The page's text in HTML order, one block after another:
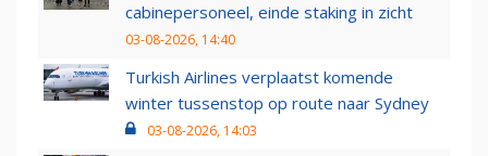
cabinepersoneel, einde staking in zicht
03-08-2026, 14:40
Turkish Airlines verplaatst komende
winter tussenstop op route naar Sydney
03-08-2026, 14:03